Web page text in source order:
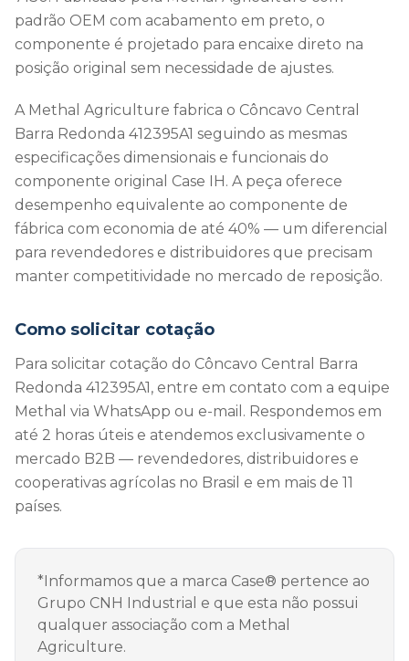
padrão OEM com acabamento em preto, o
componente é projetado para encaixe direto na
posição original sem necessidade de ajustes.
A Methal Agriculture fabrica o Côncavo Central
Barra Redonda 412395A1 seguindo as mesmas
especificações dimensionais e funcionais do
componente original Case IH. A peça oferece
desempenho equivalente ao componente de
fábrica com economia de até 40% — um diferencial
para revendedores e distribuidores que precisam
manter competitividade no mercado de reposição.
Como solicitar cotação
Para solicitar cotação do Côncavo Central Barra
Redonda 412395A1, entre em contato com a equipe
Methal via WhatsApp ou e-mail. Respondemos em
até 2 horas úteis e atendemos exclusivamente o
mercado B2B — revendedores, distribuidores e
cooperativas agrícolas no Brasil e em mais de 11
países.
*Informamos que a marca Case® pertence ao
Grupo CNH Industrial e que esta não possui
qualquer associação com a Methal
Agriculture.